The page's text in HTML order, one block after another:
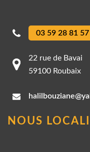
03 59 28 81 57
22 rue de Bavai
59100 Roubaix
NOUS